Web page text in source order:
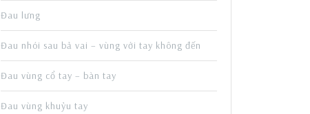
Đau lưng
Đau nhói sau bả vai – vùng với tay không đến
Đau vùng cổ tay – bàn tay
Đau vùng khuỷu tay